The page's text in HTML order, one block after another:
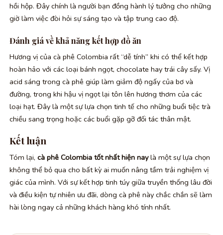
hồi hộp. Đây chính là người bạn đồng hành lý tưởng cho những
giờ làm việc đòi hỏi sự sáng tạo và tập trung cao độ.
Đánh giá về khả năng kết hợp đồ ăn
Hương vị của cà phê Colombia rất “dễ tính” khi có thể kết hợp
hoàn hảo với các loại bánh ngọt, chocolate hay trái cây sấy. Vị
acid sáng trong cà phê giúp làm giảm độ ngấy của bơ và
đường, trong khi hậu vị ngọt lại tôn lên hương thơm của các
loại hạt. Đây là một sự lựa chọn tinh tế cho những buổi tiệc trà
chiều sang trọng hoặc các buổi gặp gỡ đối tác thân mật.
Kết luận
Tóm lại, cà phê Colombia tốt nhất hiện naylà một sự lựa chọn
không thể bỏ qua cho bất kỳ ai muốn nâng tầm trải nghiệm vị
giác của mình. Với sự kết hợp tinh túy giữa truyền thống lâu đời
và điều kiện tự nhiên ưu đãi, dòng cà phê này chắc chắn sẽ làm
hài lòng ngay cả những khách hàng khó tính nhất.